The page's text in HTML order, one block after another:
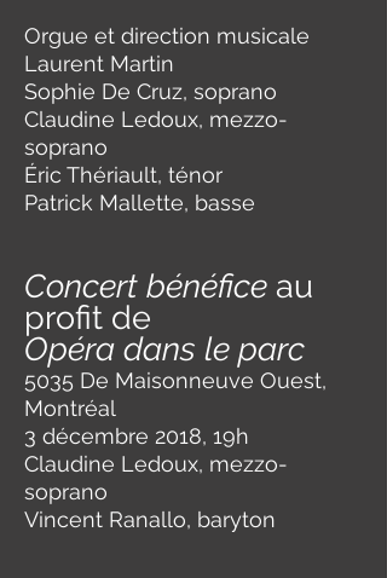
Orgue et direction musicale
Laurent Martin
Sophie De Cruz, soprano
Claudine Ledoux, mezzo-
soprano
Éric Thériault, ténor
Patrick Mallette, basse
Concert bénéfice au
profit de
Opéra dans le parc
5035 De Maisonneuve Ouest,
Montréal
3 décembre 2018, 19h
Claudine Ledoux, mezzo-
soprano
Vincent Ranallo, baryton